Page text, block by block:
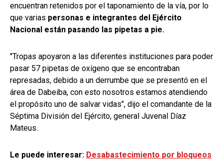
encuentran retenidos por el taponamiento de la vía, por lo
que varias personas e integrantes del Ejército
Nacional están pasando las pipetas a pie.
"Tropas apoyaron a las diferentes instituciones para poder
pasar 57 pipetas de oxígeno que se encontraban
represadas, debido a un derrumbe que se presentó en el
área de Dabeiba, con esto nosotros estamos atendiendo
el propósito uno de salvar vidas", dijo el comandante de la
Séptima División del Ejército, general Juvenal Díaz
Mateus.
Le puede interesar: Desabastecimiento por bloqueos